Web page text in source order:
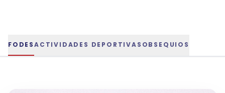
FODESACTIVIDADES DEPORTIVAS OBSEQUIOS